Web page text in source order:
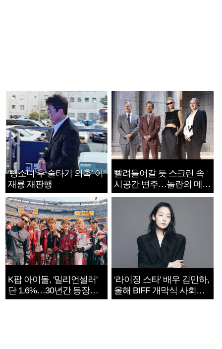
‘뺑소니 후 술타기 의혹’ 이
재룡 재판행
빨려들어갈 듯 스크린 속
시공간 변주…놀란의 메시
지는 ‘전쟁 속죄’
K팝 아이돌, '밀리언셀러'
단 1.6%…30년간 등장
1182개팀 전수조사
‘라이징 스타’ 배우 김민하,
올해 BIFF 개막식 사회자
확정